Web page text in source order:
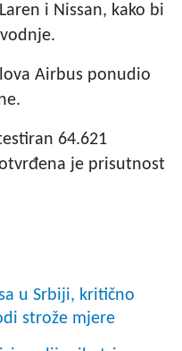
i Nissan, kako bi
Airbus ponudio
64.621
je prisutnost
u Srbiji, kritično
strože mjere